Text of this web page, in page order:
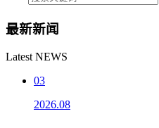
最新新闻
Latest NEWS
03
2026.08